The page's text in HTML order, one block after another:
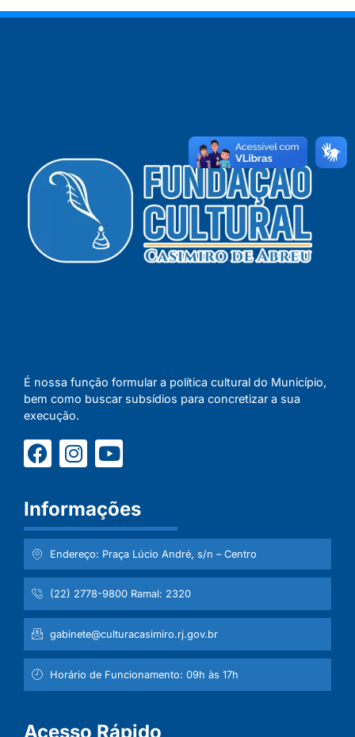
É nossa função formular a política cultural do Município,
bem como buscar subsídios para concretizar a sua
execução.
Informações
Endereço: Praça Lúcio André, s/n – Centro
(22) 2778-9800 Ramal: 2320
gabinete@culturacasimiro.rj.gov.br
Horário de Funcionamento: 09h às 17h
Acesso Rápido